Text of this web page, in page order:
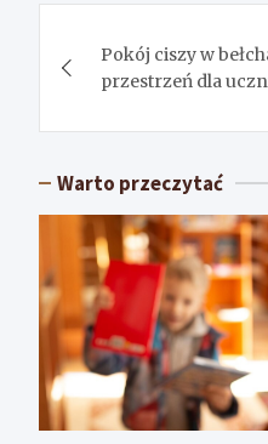
wpisu
Pokój ciszy w
przestrzeń dla
Warto przeczytać